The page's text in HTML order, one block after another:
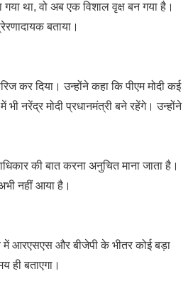
था, वो अब एक विशाल वृक्ष बन गया है।
बताया।
कर दिया। उन्होंने कहा कि पीएम मोदी कई
नरेंद्र मोदी प्रधानमंत्री बने रहेंगे। उन्होंने
की बात करना अनुचित माना जाता है।
नहीं आया है।
आरएसएस और बीजेपी के भीतर कोई बड़ा
ही बताएगा।